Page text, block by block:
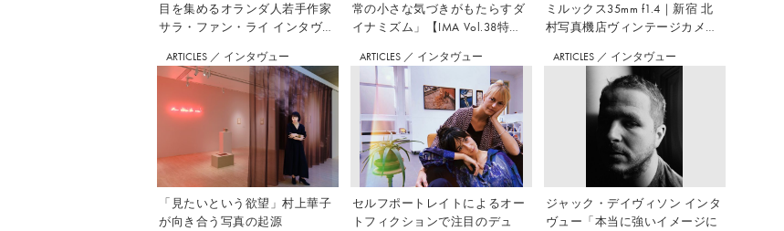
目を集めるオランダ人若手作家
サラ・ファン・ライ インタヴュ
常の小さな気づきがもたらすダ
イナミズム」【IMA Vol.38特
ミルックス35mm f1.4｜新宿 北
村写真機店ヴィンテージカメラ
ARTICLES ／ インタヴュー
「見たいという欲望」村上華子
が向き合う写真の起源
ARTICLES ／ インタヴュー
セルフポートレイトによるオー
トフィクションで注目のデュ
ARTICLES ／ インタヴュー
ジャック・デイヴィソン インタ
ヴュー「本当に強いイメージに